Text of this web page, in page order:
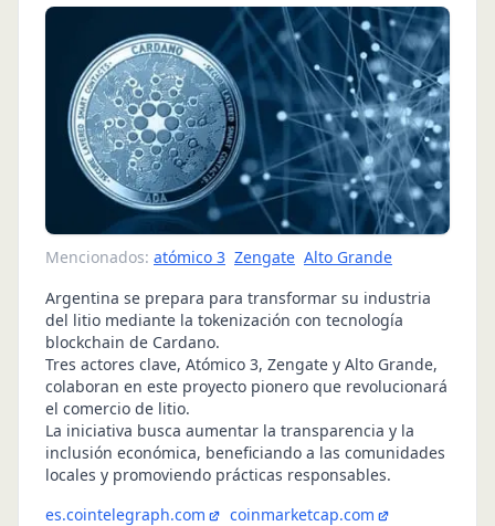
Mencionados: atómico 3 Zengate Alto Grande
Argentina se prepara para transformar su industria
del litio mediante la tokenización con tecnología
blockchain de Cardano.
Tres actores clave, Atómico 3, Zengate y Alto Grande,
colaboran en este proyecto pionero que revolucionará
el comercio de litio.
La iniciativa busca aumentar la transparencia y la
inclusión económica, beneficiando a las comunidades
locales y promoviendo prácticas responsables.
es.cointelegraph.com
coinmarketcap.com